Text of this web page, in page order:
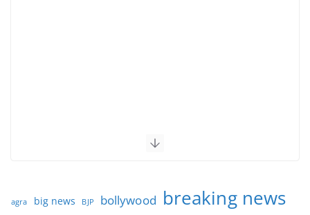
agra big news BJP bollywood breaking news